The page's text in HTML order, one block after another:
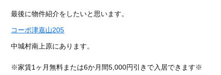
最後に物件紹介をしたいと思います。
コーポ津嘉山205
中城村南上原にあります。
※家賃1ヶ月無料または6か月間5,000円引きで入居できます※